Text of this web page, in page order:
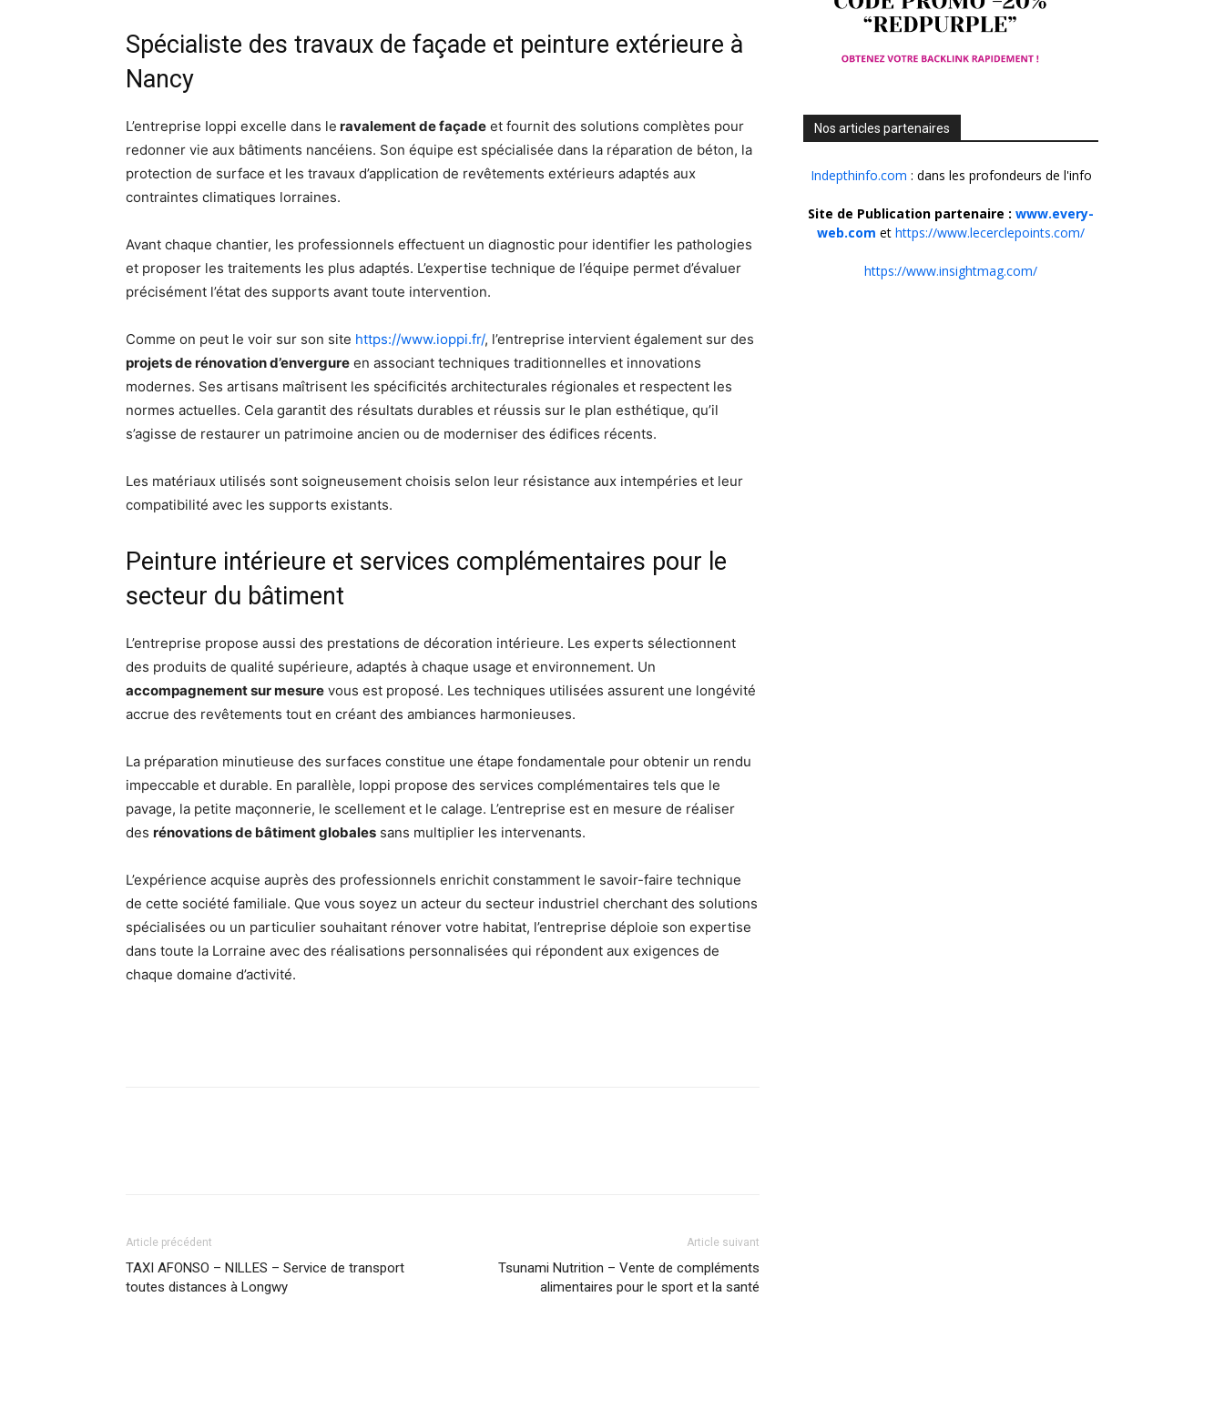
Spécialiste des travaux de façade et peinture extérieure à
Nancy
L’entreprise Ioppi excelle dans le ravalement de façade et fournit des solutions complètes pour
redonner vie aux bâtiments nancéiens. Son équipe est spécialisée dans la réparation de béton, la
protection de surface et les travaux d’application de revêtements extérieurs adaptés aux
contraintes climatiques lorraines.
Avant chaque chantier, les professionnels effectuent un diagnostic pour identifier les pathologies
et proposer les traitements les plus adaptés. L’expertise technique de l’équipe permet d’évaluer
précisément l’état des supports avant toute intervention.
Comme on peut le voir sur son site https://www.ioppi.fr/, l’entreprise intervient également sur des
projets de rénovation d’envergure en associant techniques traditionnelles et innovations
modernes. Ses artisans maîtrisent les spécificités architecturales régionales et respectent les
normes actuelles. Cela garantit des résultats durables et réussis sur le plan esthétique, qu’il
s’agisse de restaurer un patrimoine ancien ou de moderniser des édifices récents.
Les matériaux utilisés sont soigneusement choisis selon leur résistance aux intempéries et leur
compatibilité avec les supports existants.
Peinture intérieure et services complémentaires pour le
secteur du bâtiment
L’entreprise propose aussi des prestations de décoration intérieure. Les experts sélectionnent
des produits de qualité supérieure, adaptés à chaque usage et environnement. Un
accompagnement sur mesure vous est proposé. Les techniques utilisées assurent une longévité
accrue des revêtements tout en créant des ambiances harmonieuses.
La préparation minutieuse des surfaces constitue une étape fondamentale pour obtenir un rendu
impeccable et durable. En parallèle, Ioppi propose des services complémentaires tels que le
pavage, la petite maçonnerie, le scellement et le calage. L’entreprise est en mesure de réaliser
des rénovations de bâtiment globales sans multiplier les intervenants.
L’expérience acquise auprès des professionnels enrichit constamment le savoir-faire technique
de cette société familiale. Que vous soyez un acteur du secteur industriel cherchant des solutions
spécialisées ou un particulier souhaitant rénover votre habitat, l’entreprise déploie son expertise
dans toute la Lorraine avec des réalisations personnalisées qui répondent aux exigences de
chaque domaine d’activité.
Article précédent
TAXI AFONSO – NILLES – Service de transport
toutes distances à Longwy
Article suivant
Tsunami Nutrition – Vente de compléments
alimentaires pour le sport et la santé
Nos articles partenaires
Indepthinfo.com : dans les profondeurs de l'info
Site de Publication partenaire : www.every-
web.com et https://www.lecerclepoints.com/
https://www.insightmag.com/